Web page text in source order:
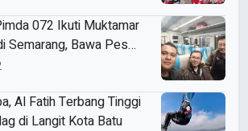
072 Ikuti Muktamar
Semarang, Bawa Pesan
Al Fatih Terbang Tinggi
di Langit Kota Batu